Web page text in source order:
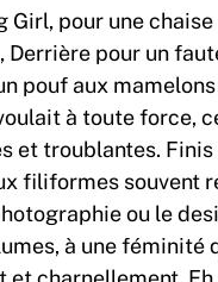
Girl, pour une
Derrière pour un
pouf aux
à toute force,
et troublantes. Finis
filiformes souvent
ou le
à une féminité
et charnellement.